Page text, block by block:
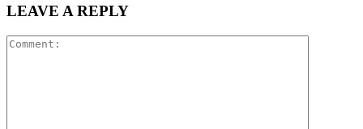
LEAVE A REPLY